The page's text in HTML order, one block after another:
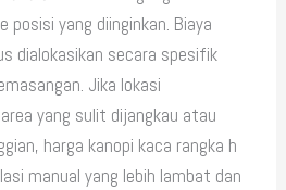
posisi yang diinginkan. Biaya
dialokasikan secara spesifik
Jika lokasi
yang sulit dijangkau atau
harga kanopi kaca rangka h
manual yang lebih lambat dan